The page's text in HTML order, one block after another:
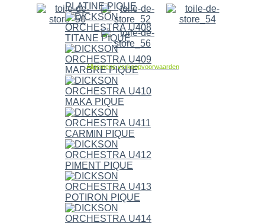
Allgemene verkoopvoorwaarden